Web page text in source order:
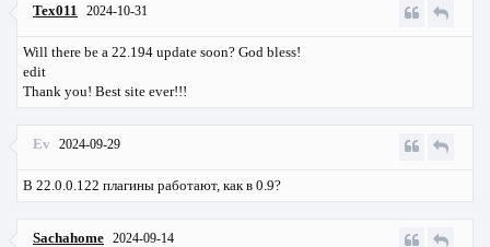
Tex011 2024-10-31
Will there be a 22.194 update soon? God bless!
edit
Thank you! Best site ever!!!
Ev 2024-09-29
В 22.0.0.122 плагины работают, как в 0.9?
Sachahome 2024-09-14